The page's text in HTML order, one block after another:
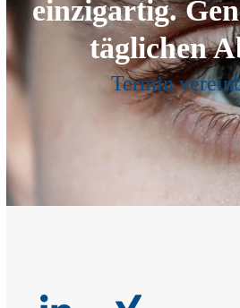
einzigartig.
täglichen
Termin